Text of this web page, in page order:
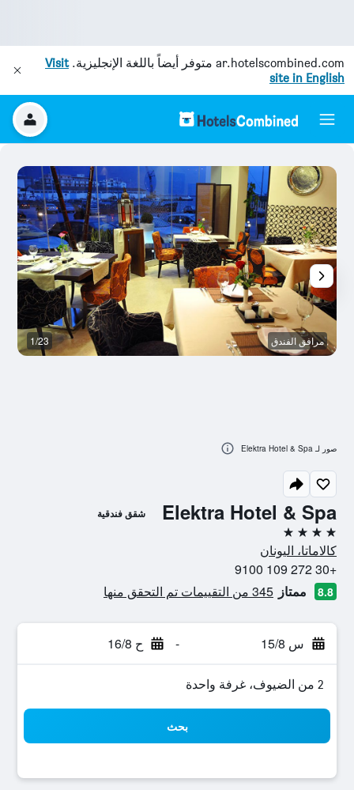
ar.hotelscombined.com متوفر أيضاً باللغة الإنجليزية.Visit
site in English
Elektra Hotel & Spa شقق فندقية
4 نجوم
كالاماتا، اليونان
+30 272 109 9100
8.8 ممتاز 345 من التقييمات تم التحقق منها
س 15/8 - ح 16/8
2 من الضيوف، غرفة واحدة
بحث
مرافق الفندق 1/23
صور لـ Elektra Hotel & Spa